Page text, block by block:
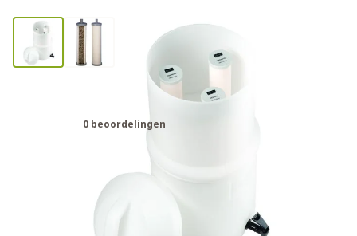
Katadyn Drip Ceradyn waterfilter
0 beoordelingen